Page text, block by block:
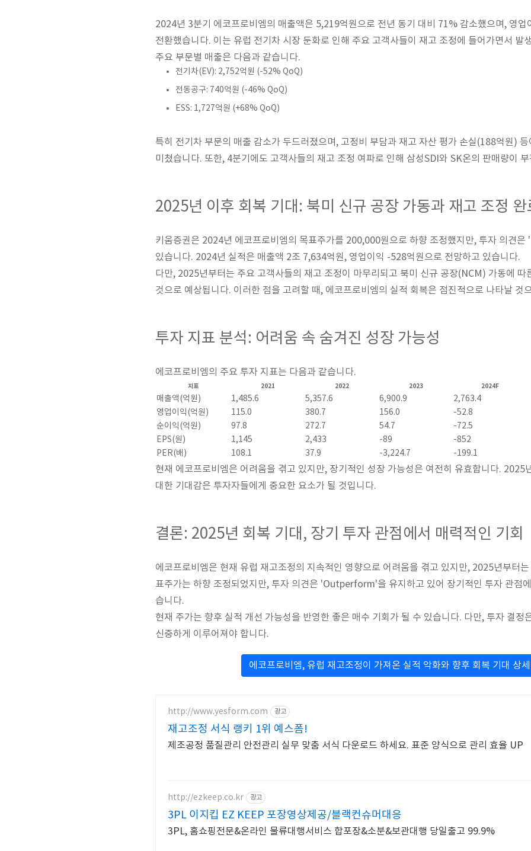
2024년 3분기 에코프로비엠의 매출액은 5,219억원으로 전년 동기 대비 71% 감소했으며, 영
전환했습니다. 이는 유럽 전기차 시장 둔화로 인해 주요 고객사들이 재고 조정에 들어가면서 발
주요 부문별 매출은 다음과 같습니다.
전기차(EV): 2,752억원 (-52% QoQ)
전동공구: 740억원 (-46% QoQ)
ESS: 1,727억원 (+68% QoQ)
특히 전기차 부문의 매출 감소가 두드러졌으며, 고정비 부담과 재고 자산 평가 손실(188억원)
미쳤습니다. 또한, 4분기에도 고객사들의 재고 조정 여파로 인해 삼성SDI와 SK온의 판매량이
2025년 이후 회복 기대: 북미 신규 공장 가동과 재고 조정 완
키움증권은 2024년 에코프로비엠의 목표주가를 200,000원으로 하향 조정했지만, 투자 의견
있습니다. 2024년 실적은 매출액 2조 7,634억원, 영업이익 -528억원으로 전망하고 있습니다.
다만, 2025년부터는 주요 고객사들의 재고 조정이 마무리되고 북미 신규 공장(NCM) 가동에 따
것으로 예상됩니다. 이러한 점을 고려할 때, 에코프로비엠의 실적 회복은 점진적으로 나타날 것
투자 지표 분석: 어려움 속 숨겨진 성장 가능성
에코프로비엠의 주요 투자 지표는 다음과 같습니다.
지표 2021 2022 2023 2024F
매출액(억원) 1,485.6 5,357.6 6,900.9
2,763.4
영업이익(억원)
115.0 380.7 156.0
-52.8
순이익(억원)
97.8 272.7 54.7
-72.5
EPS(원)
1,145 2,433 -89
-852
PER(배)
108.1 37.9 -3,224.7 -199.1
현재 에코프로비엠은 어려움을 겪고 있지만, 장기적인 성장 가능성은 여전히 유효합니다. 2025
대한 기대감은 투자자들에게 중요한 요소가 될 것입니다.
결론: 2025년 회복 기대, 장기 투자 관점에서 매력적인 기회
에코프로비엠은 현재 유럽 재고조정의 지속적인 영향으로 어려움을 겪고 있지만, 2025년부터
표주가는 하향 조정되었지만, 투자 의견은 'Outperform'을 유지하고 있어 장기적인 투자 관점
습니다.
현재 주가는 향후 실적 개선 가능성을 반영한 좋은 매수 기회가 될 수 있습니다. 다만, 투자 결정
신중하게 이루어져야 합니다.
에코프로비엠, 유럽 재고조정이 가져온 실적 악화와 향후 회복 기대 상
http://www.yesform.com 광고
재고조정 서식 랭키 1위 예스폼!
제조공정 품질관리 안전관리 실무 맞춤 서식 다운로드 하세요. 표준 양식으로 관리 효율 UP
http://ezkeep.co.kr 광고
3PL 이지킵 EZ KEEP 포장영상제공/블랙컨슈머대응
3PL, 홈쇼핑전문&온라인 물류대행서비스 합포장&소분&보관대행 당일출고 99.9%